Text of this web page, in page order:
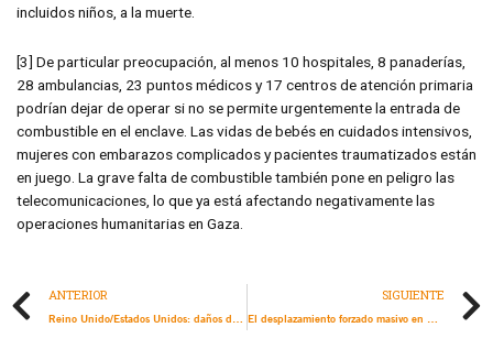
incluidos niños, a la muerte.
[3] De particular preocupación, al menos 10 hospitales, 8 panaderías,
28 ambulancias, 23 puntos médicos y 17 centros de atención primaria
podrían dejar de operar si no se permite urgentemente la entrada de
combustible en el enclave. Las vidas de bebés en cuidados intensivos,
mujeres con embarazos complicados y pacientes traumatizados están
en juego. La grave falta de combustible también pone en peligro las
telecomunicaciones, lo que ya está afectando negativamente las
operaciones humanitarias en Gaza.
ANTERIOR
Reino Unido/Estados Unidos: daños duraderos a la libertad de prensa mundial, Julian Assange vuelve a los tribunales británicos antes de su posible extradición a Estados Unidos
SIGUIENTE
El desplazamiento forzado masivo en Gaza pone de relieve la necesidad urgente de que Israel respete el derecho de retorno de la población palestina